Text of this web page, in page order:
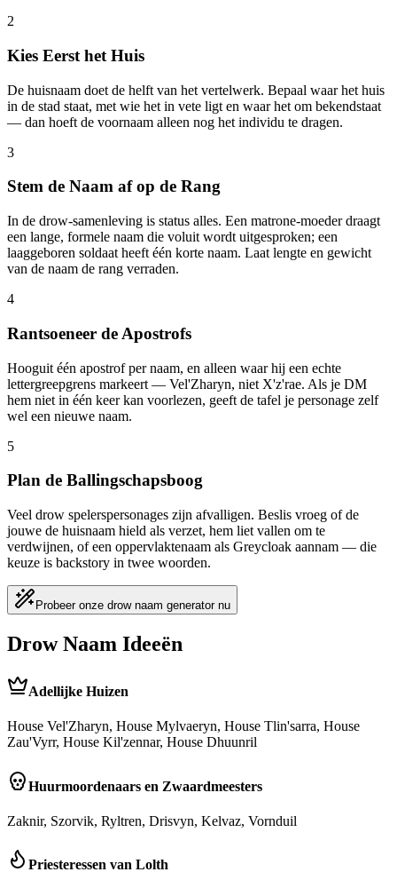
2
Kies Eerst het Huis
De huisnaam doet de helft van het vertelwerk. Bepaal waar het huis
in de stad staat, met wie het in vete ligt en waar het om bekendstaat
— dan hoeft de voornaam alleen nog het individu te dragen.
3
Stem de Naam af op de Rang
In de drow-samenleving is status alles. Een matrone-moeder draagt
een lange, formele naam die voluit wordt uitgesproken; een
laaggeboren soldaat heeft één korte naam. Laat lengte en gewicht
van de naam de rang verraden.
4
Rantsoeneer de Apostrofs
Hooguit één apostrof per naam, en alleen waar hij een echte
lettergreepgrens markeert — Vel'Zharyn, niet X'z'rae. Als je DM
hem niet in één keer kan voorlezen, geeft de tafel je personage zelf
wel een nieuwe naam.
5
Plan de Ballingschapsboog
Veel drow spelerspersonages zijn afvalligen. Beslis vroeg of de
jouwe de huisnaam hield als verzet, hem liet vallen om te
verdwijnen, of een oppervlaktenaam als Greycloak aannam — die
keuze is backstory in twee woorden.
Probeer onze drow naam generator nu
Drow Naam Ideeën
Adellijke Huizen
House Vel'Zharyn, House Mylvaeryn, House Tlin'sarra, House
Zau'Vyrr, House Kil'zennar, House Dhuunril
Huurmoordenaars en Zwaardmeesters
Zaknir, Szorvik, Ryltren, Drisvyn, Kelvaz, Vornduil
Priesteressen van Lolth